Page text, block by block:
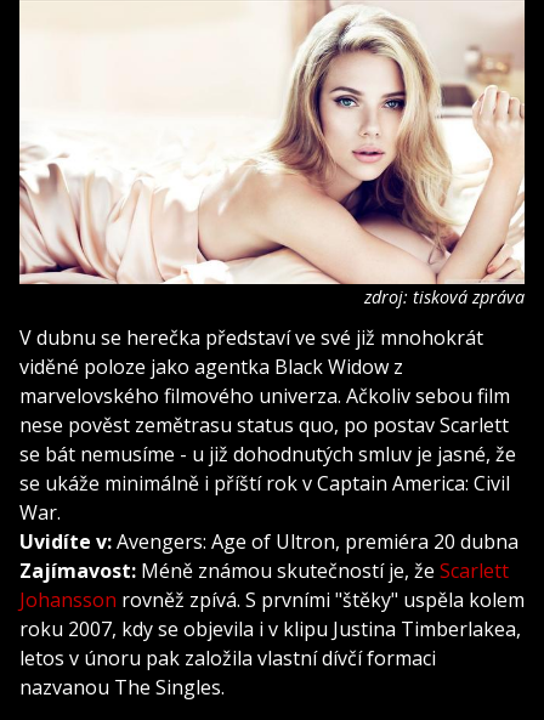
zdroj: tisková zpráva
V dubnu se herečka představí ve své již mnohokrát
viděné poloze jako agentka Black Widow z
marvelovského filmového univerza. Ačkoliv sebou film
nese pověst zemětrasu status quo, po postav Scarlett
se bát nemusíme - u již dohodnutých smluv je jasné, že
se ukáže minimálně i příští rok v Captain America: Civil
War.
Uvidíte v:Avengers: Age of Ultron, premiéra 20 dubna
Zajímavost: Méně známou skutečností je, že Scarlett
Johansson rovněž zpívá. S prvními "štěky" uspěla kolem
roku 2007, kdy se objevila i v klipu Justina Timberlakea,
letos v únoru pak založila vlastní dívčí formaci
nazvanou The Singles.